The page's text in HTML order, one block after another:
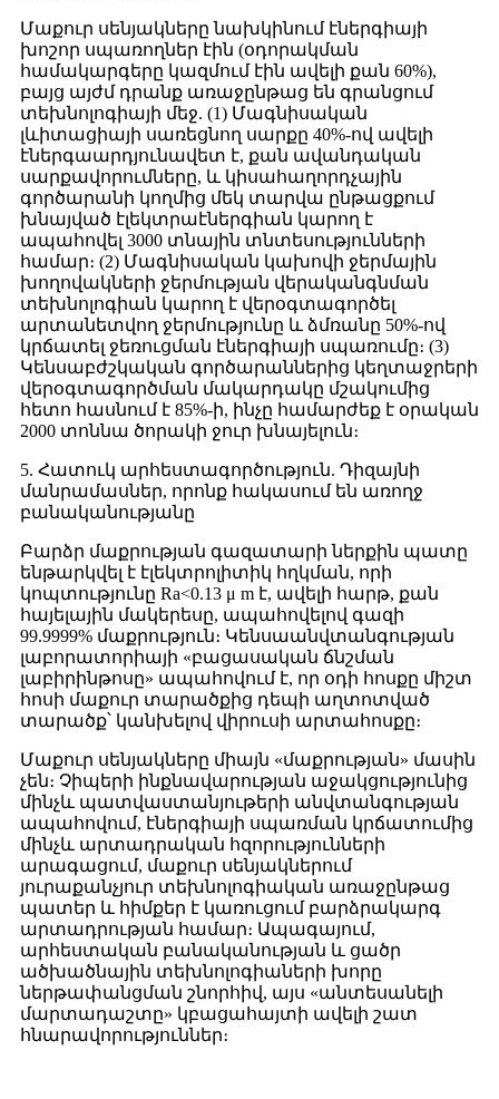
Մաքուր սենյակները նախկինում էներգիայի
խոշոր սպառողներ էին (օդորակման
համակարգերը կազմում էին ավելի քան 60%),
բայց այժմ դրանք առաջընթաց են գրանցում
տեխնոլոգիայի մեջ. (1) Մագնիսական
լևիտացիայի սառեցնող սարքը 40%-ով ավելի
էներգաարդյունավետ է, քան ավանդական
սարքավորումները, և կիսահաղորդչային
գործարանի կողմից մեկ տարվա ընթացքում
խնայված էլեկտրաէներգիան կարող է
ապահովել 3000 տնային տնտեսությունների
համար։ (2) Մագնիսական կախովի ջերմային
խողովակների ջերմության վերականգնման
տեխնոլոգիան կարող է վերօգտագործել
արտանետվող ջերմությունը և ձմռանը 50%-ով
կրճատել ջեռուցման էներգիայի սպառումը։ (3)
Կենսաբժշկական գործարաններից կեղտաջրերի
վերօգտագործման մակարդակը մշակումից
հետո հասնում է 85%-ի, ինչը համարժեք է օրական
2000 տոննա ծորակի ջուր խնայելուն։
5. Հատուկ արհեստագործություն. Դիզայնի
մանրամասներ, որոնք հակասում են առողջ
բանականությանը
Բարձր մաքրության գազատարի ներքին պատը
ենթարկվել է էլեկտրոլիտիկ հղկման, որի
կոպտությունը Ra<0.13 μ m է, ավելի հարթ, քան
հայելային մակերեսը, ապահովելով գազի
99.9999% մաքրություն։ Կենսաանվտանգության
լաբորատորիայի «բացասական ճնշման
լաբիրինթոսը» ապահովում է, որ օդի հոսքը միշտ
հոսի մաքուր տարածքից դեպի աղտոտված
տարածք՝ կանխելով վիրուսի արտահոսքը։
Մաքուր սենյակները միայն «մաքրության» մասին
չեն։ Չիպերի ինքնավարության աջակցությունից
մինչև պատվաստանյութերի անվտանգության
ապահովում, էներգիայի սպառման կրճատումից
մինչև արտադրական հզորությունների
արագացում, մաքուր սենյակներում
յուրաքանչյուր տեխնոլոգիական առաջընթաց
պատեր և հիմքեր է կառուցում բարձրակարգ
արտադրության համար։ Ապագայում,
արհեստական ​​բանականության և ցածր
ածխածնային տեխնոլոգիաների խորը
ներթափանցման շնորհիվ, այս «անտեսանելի
մարտադաշտը» կբացահայտի ավելի շատ
հնարավորություններ։